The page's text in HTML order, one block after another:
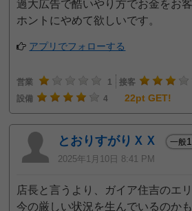
過大広告で酷いやり方でお金をお
ホントにやめて欲しいです。
アプリでフォローする
営業 1 接客
設備
4 22pt GET!
とおりすがりＸＸ 一般
2025年1月10日 8:41 PM
店長と言うより、ガイア住吉のエ
今の厳しい状況を生んでいるのかも